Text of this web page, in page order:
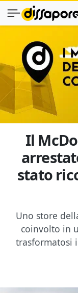
Il
stato
Uno store
coinvolto in
trasformatosi